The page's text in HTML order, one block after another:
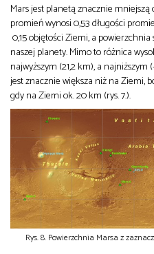
Mars jest planetą znacznie mniejszą
promień wynosi 0,53 długości
0,15 objętości Ziemi, a
naszej planety. Mimo to różnica
najwyższym (21,2 km), a
jest znacznie większa niż na Ziemi,
gdy na Ziemi ok. 20 km (rys. 7.).
Rys. 8. Powierzchnia Marsa z